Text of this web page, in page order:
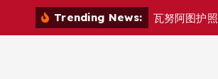
Trending News: 瓦努阿图护照